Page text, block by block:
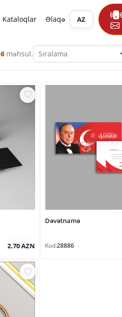
Kataloqlar Əlaqə AZ
6 məhsul.
2.70 AZN
Dəvətnamə
Kod:28886